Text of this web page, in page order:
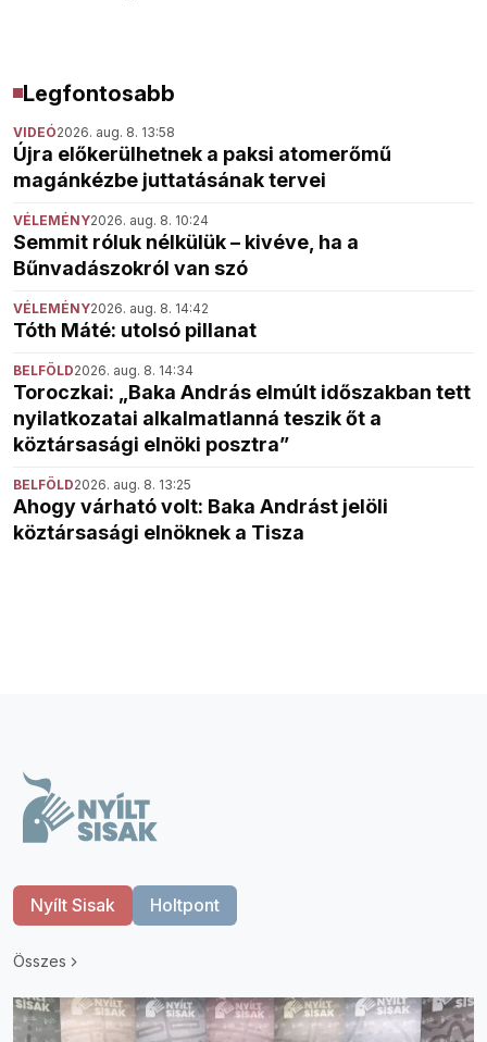
Legfontosabb
VIDEÓ2026. aug. 8. 13:58
Újra előkerülhetnek a paksi atomerőmű
magánkézbe juttatásának tervei
VÉLEMÉNY2026. aug. 8. 10:24
Semmit róluk nélkülük – kivéve, ha a
Bűnvadászokról van szó
VÉLEMÉNY2026. aug. 8. 14:42
Tóth Máté: utolsó pillanat
BELFÖLD2026. aug. 8. 14:34
Toroczkai: „Baka András elmúlt időszakban tett
nyilatkozatai alkalmatlanná teszik őt a
köztársasági elnöki posztra”
BELFÖLD2026. aug. 8. 13:25
Ahogy várható volt: Baka Andrást jelöli
köztársasági elnöknek a Tisza
Nyílt Sisak Holtpont
Összes